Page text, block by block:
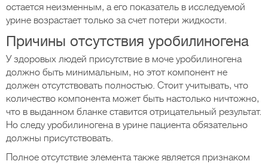
остается неизменным, а его показатель в исследуемой
урине возрастает только за счет потери жидкости.
Причины отсутствия уробилиногена
У здоровых людей присутствие в моче уробилиногена
должно быть минимальным, но этот компонент не
должен отсутствовать полностью. Стоит учитывать, что
количество компонента может быть настолько ничтожно,
что в выданном бланке ставится отрицательный результат.
Но следу уробилиногена в урине пациента обязательно
должны присутствовать.
Полное отсутствие элемента также является признаком